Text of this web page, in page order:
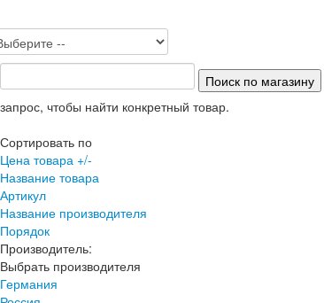
запрос, чтобы найти конкретный товар.
Сортировать по
Цена товара +/-
Название товара
Артикул
Название производителя
Порядок
Производитель:
Выбрать производителя
Германия